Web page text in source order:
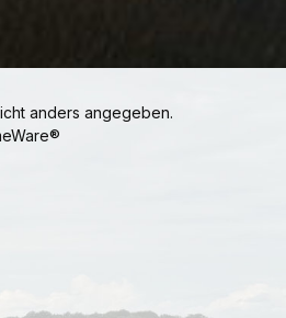
anders angegeben.